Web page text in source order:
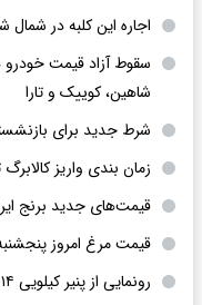
اجاره این کلبه در شمال شبی ۸۱ میلیون تومان
سقوط آزاد قیمت خودرو
شاهین، کوییک و تارا
شرط جدید برای
زمان بندی واریز کالابرگ
قیمت‌های جدید برنج
قیمت مرغ امروز پنجشنبه 15 مرداد
رونمایی از پنیر کیلویی ۱۴ میلیون در ایران